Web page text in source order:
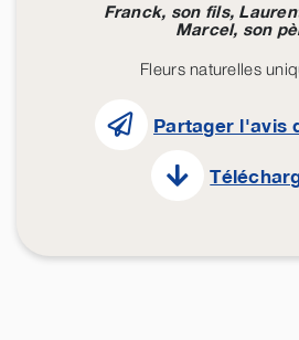
Franck, son fils,
Marcel, son
Fleurs naturelles
Partager l'avis